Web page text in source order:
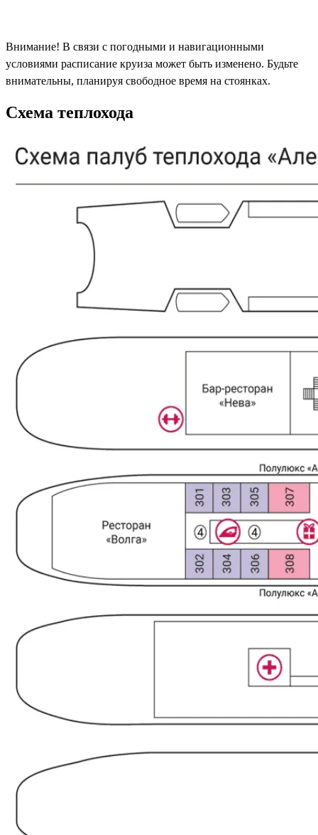
Внимание! В связи с погодными и навигационными
условиями расписание круиза может быть изменено. Будьте
внимательны, планируя свободное время на стоянках.
Схема теплохода